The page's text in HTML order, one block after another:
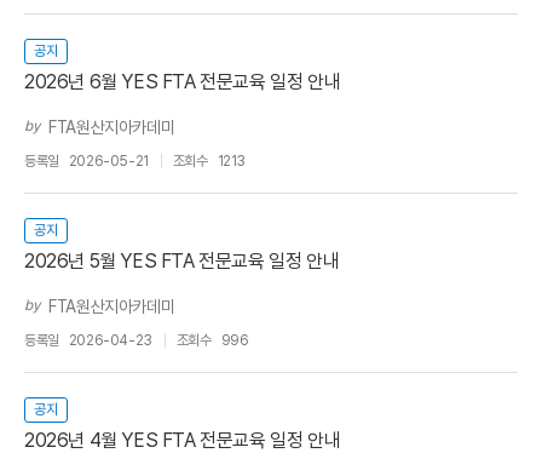
공지
2026년 6월 YES FTA 전문교육 일정 안내
by FTA원산지아카데미
등록일 2026-05-21 조회수 1213
공지
2026년 5월 YES FTA 전문교육 일정 안내
by FTA원산지아카데미
등록일 2026-04-23 조회수 996
공지
2026년 4월 YES FTA 전문교육 일정 안내